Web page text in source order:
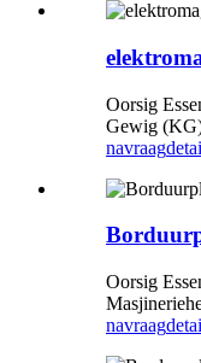
Oorsig
Gewig
navraag
Oorsig
navraag